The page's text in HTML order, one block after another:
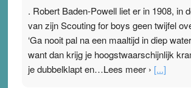
. Robert Baden-Powell liet er in 1908, in
van zijn Scouting for boys geen twijfel
‘Ga nooit pal na een maaltijd in diep
want dan krijg je hoogstwaarschijnlijk
je dubbelklapt en…Lees meer › [...]